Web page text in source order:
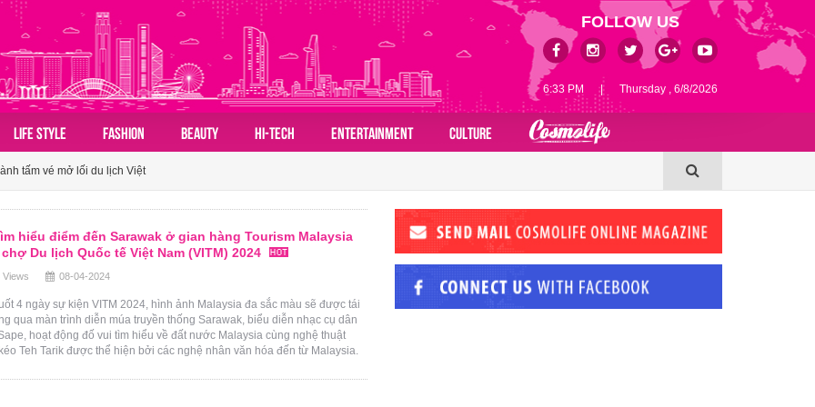
6:33 PM | Thursday , 6/8/2026
FOLLOW US
LIFE STYLE FASHION BEAUTY HI-TECH ENTERTAINMENT
CULTURE
đồ du lịch mùa hè châu Á nhờ sức hút ngày càng lan rộng
tấm vé mở lối du lịch Việt
hóa du lịch nhóm của người Việt
du lịch mùa hè châu Á nhờ sức hút ngày càng lan rộng
tấm vé mở lối du lịch Việt
hiểu điểm đến Sarawak ở gian hàng Tourism Malaysia
Du lịch Quốc tế Việt Nam (VITM) 2024
Views 08-04-2024
4 ngày sự kiện VITM 2024, hình ảnh Malaysia đa sắc màu sẽ được tái
qua màn trình diễn múa truyền thống Sarawak, biểu diễn nhạc cụ dân
hoạt động đố vui tìm hiểu về đất nước Malaysia cùng nghệ thuật
Teh Tarik được thể hiện bởi các nghệ nhân văn hóa đến từ Malaysia.